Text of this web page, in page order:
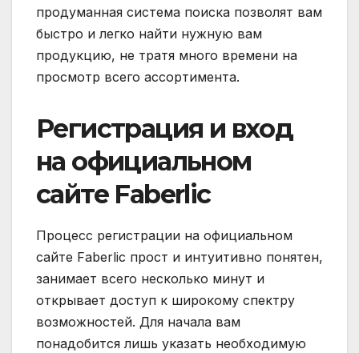
продуманная система поиска позволят вам
быстро и легко найти нужную вам
продукцию, не тратя много времени на
просмотр всего ассортимента.
Регистрация и вход
на официальном
сайте Faberlic
Процесс регистрации на официальном
сайте Faberlic прост и интуитивно понятен,
занимает всего несколько минут и
открывает доступ к широкому спектру
возможностей. Для начала вам
понадобится лишь указать необходимую